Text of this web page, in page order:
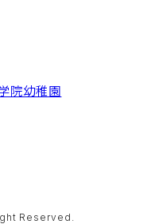
院幼稚園
Reserved.